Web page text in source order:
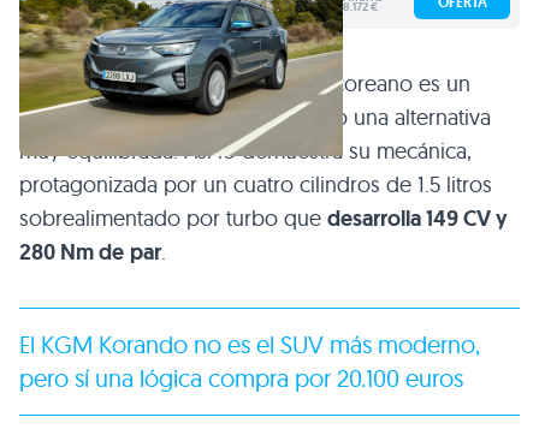
protagonizada por un cuatro cilindros de 1.5 litros
sobrealimentado por turbo quedesarrolla 149 CV y
280 Nm de par.
El KGM Korando no es el SUV más moderno,
pero sí una lógica compra por 20.100 euros